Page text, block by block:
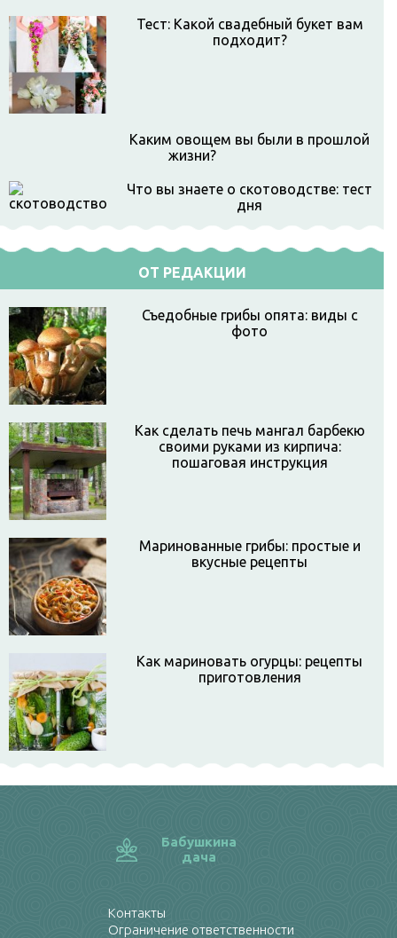
Тест: Какой свадебный букет вам
подходит?
Каким овощем вы были в прошлой
жизни?
Что вы знаете о скотоводстве: тест
дня
ОТ РЕДАКЦИИ
Съедобные грибы опята: виды с
фото
Как сделать печь мангал барбекю
своими руками из кирпича:
пошаговая инструкция
Маринованные грибы: простые и
вкусные рецепты
Как мариновать огурцы: рецепты
приготовления
Бабушкина
дача
Контакты
Ограничение ответственности